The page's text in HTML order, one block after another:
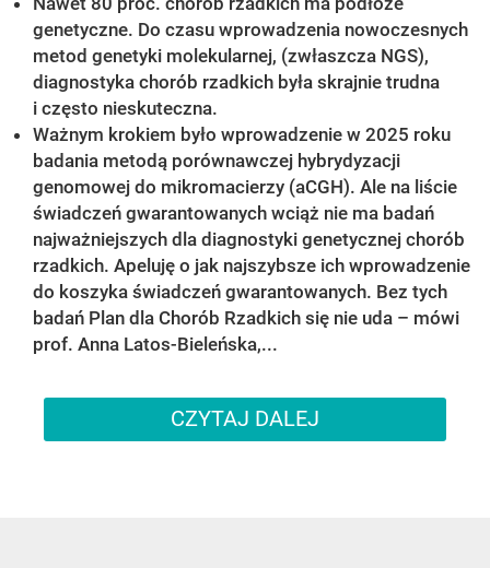
genetyczne. Do czasu wprowadzenia nowoczesnych
metod genetyki molekularnej, (zwłaszcza NGS),
diagnostyka chorób rzadkich była skrajnie trudna
i często nieskuteczna.
Ważnym krokiem było wprowadzenie w 2025 roku
badania metodą porównawczej hybrydyzacji
genomowej do mikromacierzy (aCGH). Ale na liście
świadczeń gwarantowanych wciąż nie ma badań
najważniejszych dla diagnostyki genetycznej chorób
rzadkich. Apeluję o jak najszybsze ich wprowadzenie
do koszyka świadczeń gwarantowanych. Bez tych
badań Plan dla Chorób Rzadkich się nie uda – mówi
prof. Anna Latos-Bieleńska,...
CZYTAJ DALEJ